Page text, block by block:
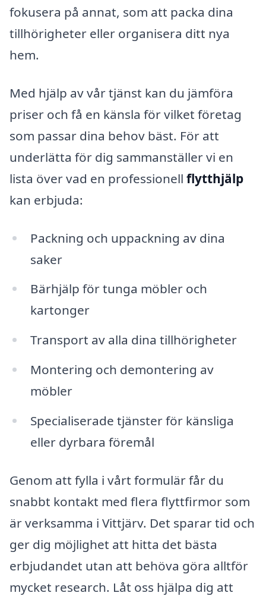
fokusera på annat, som att packa dina
tillhörigheter eller organisera ditt nya
hem.
Med hjälp av vår tjänst kan du jämföra
priser och få en känsla för vilket företag
som passar dina behov bäst. För att
underlätta för dig sammanställer vi en
lista över vad en professionell flytthjälp
kan erbjuda:
Packning och uppackning av dina
saker
Bärhjälp för tunga möbler och
kartonger
Transport av alla dina tillhörigheter
Montering och demontering av
möbler
Specialiserade tjänster för känsliga
eller dyrbara föremål
Genom att fylla i vårt formulär får du
snabbt kontakt med flera flyttfirmor som
är verksamma i Vittjärv. Det sparar tid och
ger dig möjlighet att hitta det bästa
erbjudandet utan att behöva göra alltför
mycket research. Låt oss hjälpa dig att